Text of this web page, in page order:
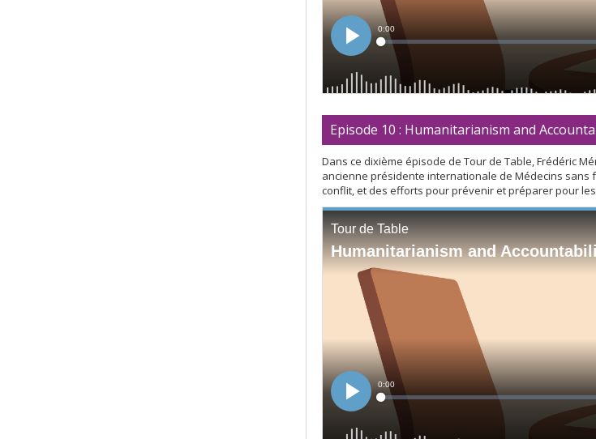
Episode 10 : Humanitarianism and
Dans ce dixième épisode de Tour de Table, Frédéric
ancienne présidente internationale de Médecins sans
conflit, et des efforts pour prévenir et préparer pour